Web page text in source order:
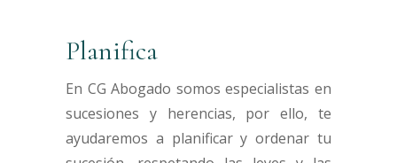
Planifica
En CG Abogado somos especialistas en
sucesiones y herencias, por ello, te
ayudaremos a planificar y ordenar tu